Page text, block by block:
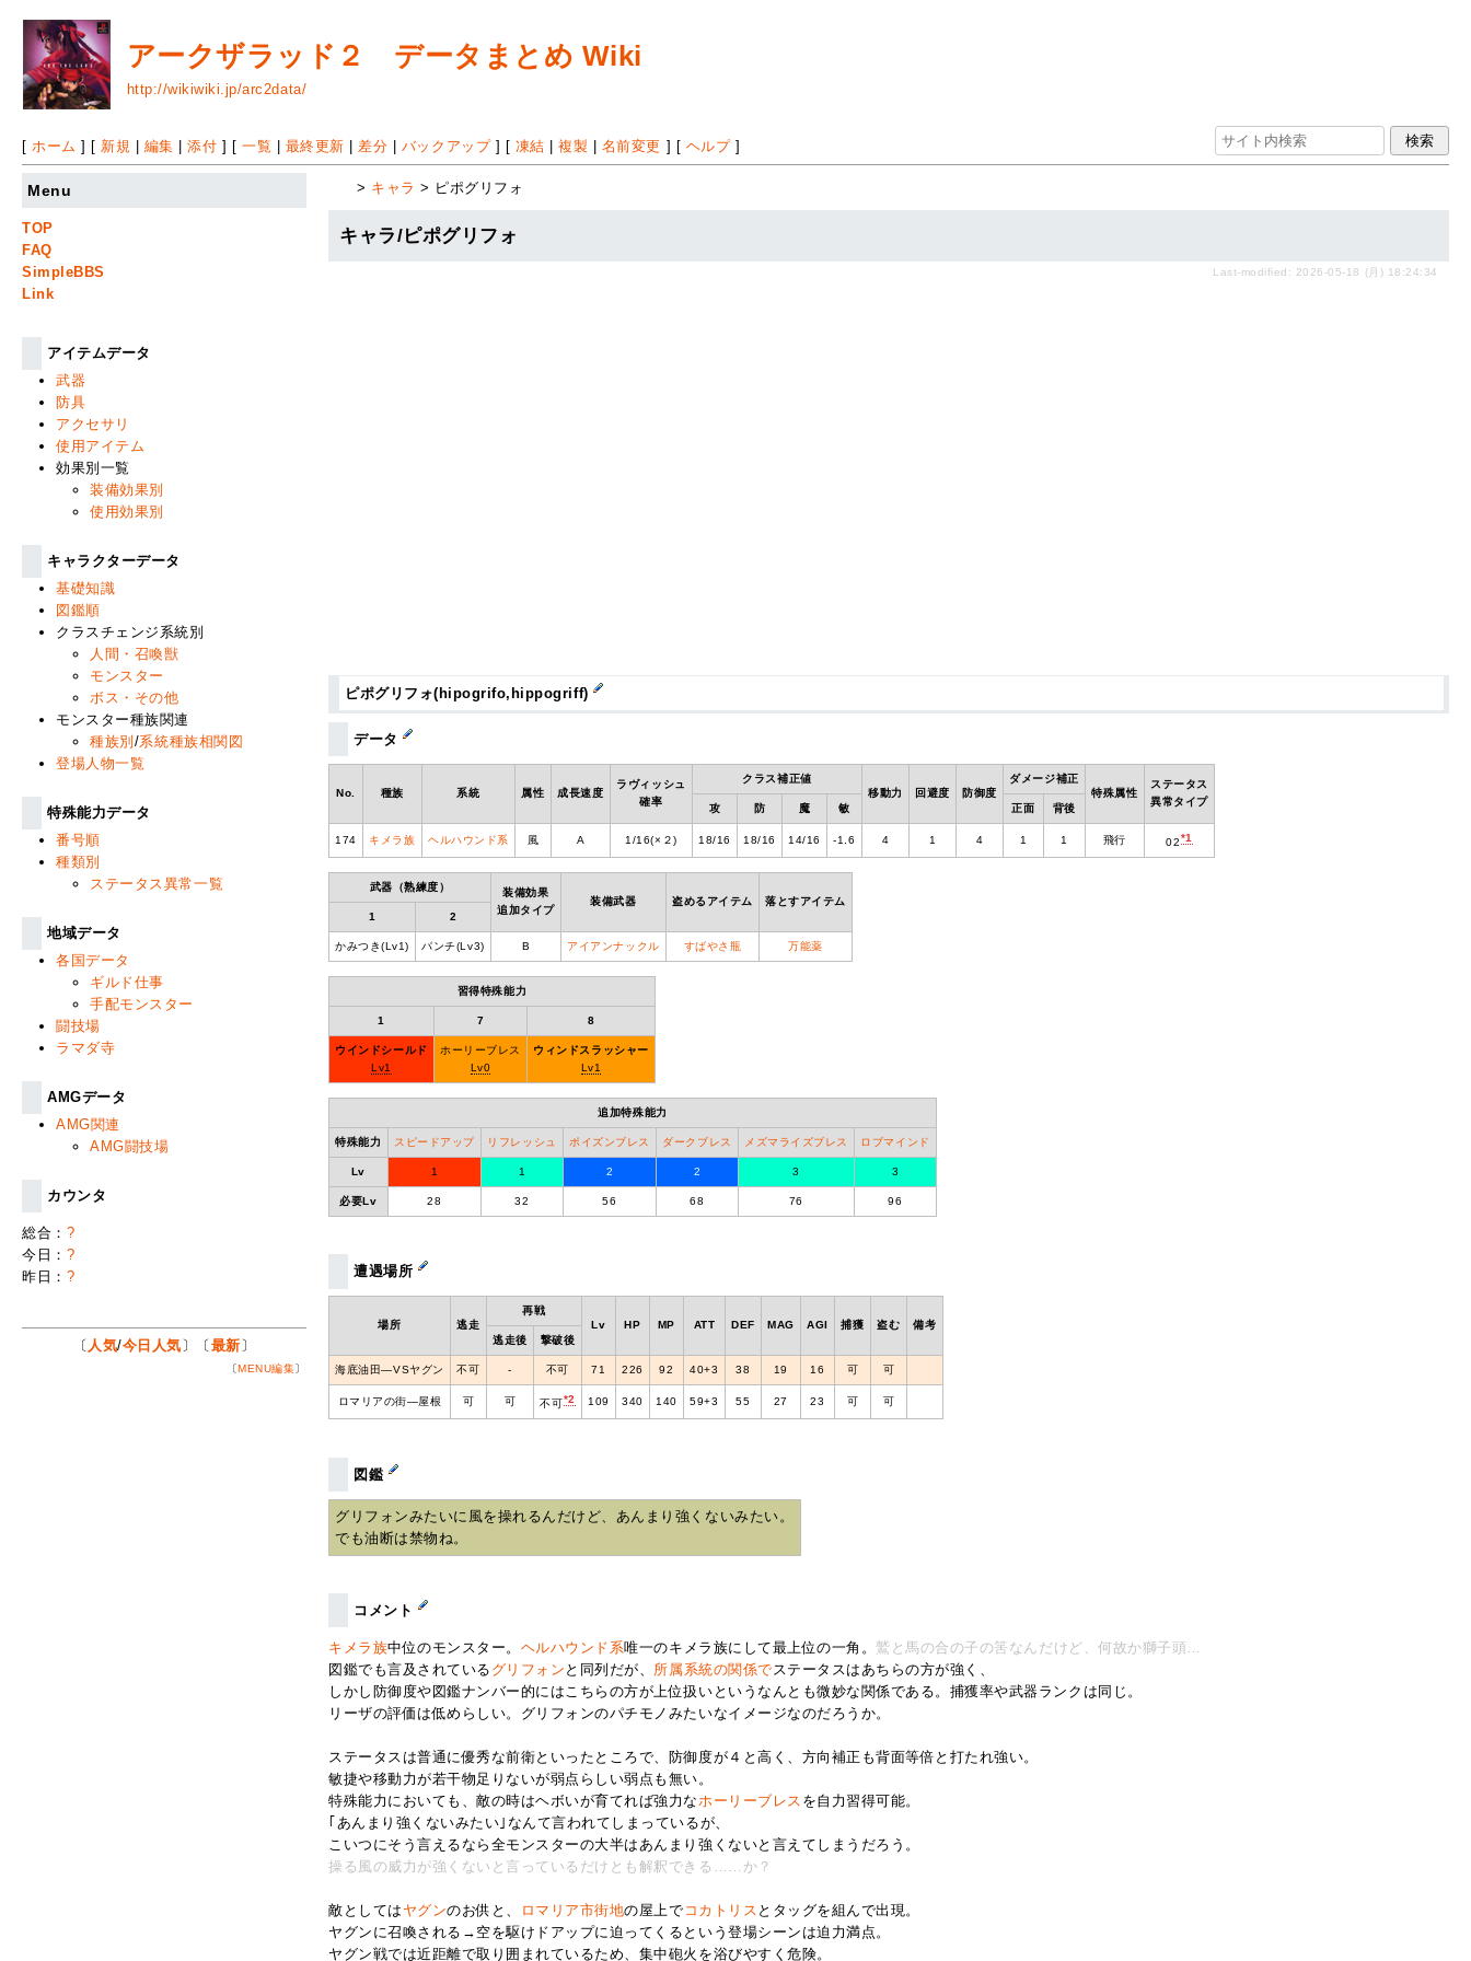
アークザラッド２ データまとめ Wiki
http://wikiwiki.jp/arc2data/
[ ホーム ] [ 新規 編集 |添付 ] [一覧 最終更新 差分 バックアップ] [ 凍結 |複製 名前変更 ] [ ヘルプ]
> キャラ > ピポグリフォ
キャラ/ピポグリフォ
Last-modified: 2026-05-18 (月) 18:24:34
ピポグリフォ(hipogrifo,hippogriff)
データ
No. 種族 系統 属性 成長速度
ラヴィッシュ
確率
クラス補正値
移動力
回避度 防御度
ダメージ補正
特殊属性
ステータス
異常タイプ
攻 防 魔 敏 正面 背後
174 キメラ族 ヘルハウンド系 風 A 1/16(×２) 18/16 18/16 14/16 -1.6 4 1 4 1 1 飛行 02*1
武器（熟練度）
装備効果
追加タイプ
装備武器 盗めるアイテム
落とすアイテム
1
2
かみつき(Lv1) パンチ(Lv3) B アイアンナックル すばやさ瓶 万能薬
習得特殊能力
1 7 8
ウインドシールド
Lv1
ホーリーブレス
Lv0
ウィンドスラッシャー
Lv1
追加特殊能力
特殊能力 スピードアップ リフレッシュ ポイズンブレス ダークブレス メズマライズブレス ロブマインド
Lv 1 1 2 2 3 3
必要Lv 28 32 56 68 76 96
遭遇場所
場所 逃走
再戦
Lv
HP MP ATT DEF MAG AGI 捕獲 盗む
備考
逃走後
撃破後
海底油田―VSヤグン 不可 ‐ 不可 71 226 92 40+3 38 19 16 可 可
ロマリアの街―屋根 可 可 不可 *2 109 340 140 59+3 55 27 23 可 可
図鑑
グリフォンみたいに風を操れるんだけど、あんまり強くないみたい。
でも油断は禁物ね。
コメント
キメラ族中位のモンスター。 ヘルハウンド系唯一のキメラ族にして最上位の一角。 鷲と馬の合の子の筈なんだけど、何故か獅子頭…
図鑑でも言及されている グリフォン と同列だが、 所属系統の関係でステータスはあちらの方が強く、
しかし防御度や図鑑ナンバー的にはこちらの方が上位扱いというなんとも微妙な関係である。捕獲率や武器ランクは同じ。
リーザの評価は低めらしい。グリフォンのパチモノみたいなイメージなのだろうか。
ステータスは普通に優秀な前衛といったところで、防御度が４と高く、方向補正も背面等倍と打たれ強い。
敏捷や移動力が若干物足りないが弱点らしい弱点も無い。
特殊能力においても、敵の時はヘボいが育てれば強力なホーリーブレス を自力習得可能。
｢あんまり強くないみたい｣なんて言われてしまっているが、
こいつにそう言えるなら全モンスターの大半はあんまり強くないと言えてしまうだろう。
操る風の威力が強くないと言っているだけとも解釈できる……か？
敵としては ヤグンのお供と、 ロマリア市街地の屋上で コカトリス とタッグを組んで出現。
ヤグンに召喚される→空を駆けドアップに迫ってくるという登場シーンは迫力満点。
ヤグン戦では近距離で取り囲まれているため、集中砲火を浴びやすく危険。
Menu
TOP
FAQ
SimpleBBS
Link
アイテムデータ
武器
防具
アクセサリ
使用アイテム
効果別一覧
装備効果別
使用効果別
キャラクターデータ
基礎知識
図鑑順
クラスチェンジ系統別
人間・召喚獣
モンスター
ボス・その他
モンスター種族関連
種族別 /系統種族相関図
登場人物一覧
特殊能力データ
番号順
種類別
ステータス異常一覧
地域データ
各国データ
ギルド仕事
手配モンスター
闘技場
ラマダ寺
AMGデータ
AMG関連
AMG闘技場
カウンタ
総合： ?
今日： ?
昨日： ?
〔 人気/今日人気 〕〔 最新 〕
〔MENU編集〕